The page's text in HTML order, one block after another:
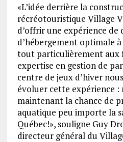
«L’idée derrière la
récréotouristique Village
d’offrir une expérience
d’hébergement optimale
tout particulièrement aux
expertise en gestion de
centre de jeux d’hiver
évoluer cette expérience :
maintenant la chance de
aquatique peu importe la
Québec!», souligne Guy
directeur général du